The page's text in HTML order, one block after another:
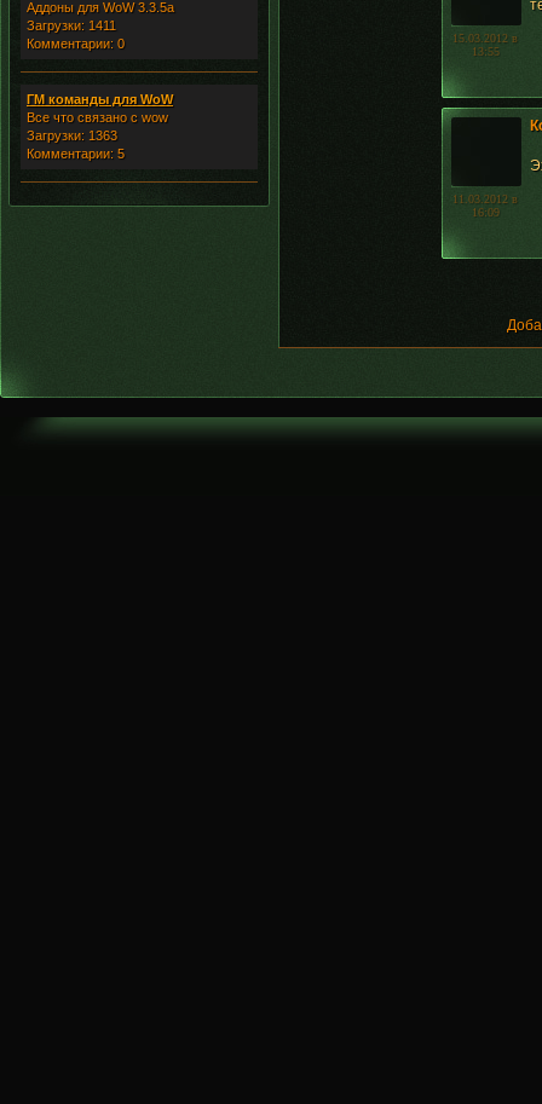
Аддоны для WoW 3.3.5a
Загрузки: 1411
Комментарии: 0
ГМ команды для WoW
Все что связано с wow
Загрузки: 1363
Комментарии: 5
15.03.2012 в
13:55
11.03.2012 в
16:09